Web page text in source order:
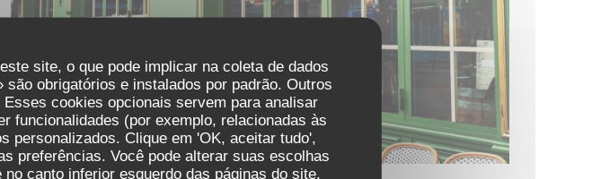
site, o que pode implicar na coleta de dados
obrigatórios e instalados por padrão. Outros
cookies opcionais servem para analisar
funcionalidades (por exemplo, relacionadas às
personalizados. Clique em 'OK, aceitar tudo',
preferências. Você pode alterar suas escolhas
canto inferior esquerdo das páginas do site.